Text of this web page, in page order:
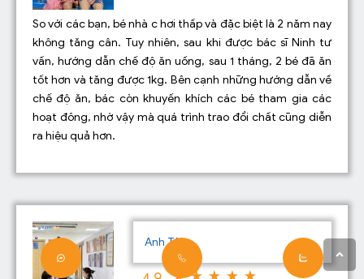
So với các bạn, bé nhà c hơi thấp và đặc biệt là 2 năm nay
không tăng cân. Tuy nhiên, sau khi được bác sĩ Ninh tư
vấn, hướng dẫn chế độ ăn uống, sau 1 tháng, 2 bé đã ăn
tốt hơn và tăng được 1kg. Bên cạnh những hướng dẫn về
chế độ ăn, bác còn khuyến khích các bé tham gia các
hoạt đông, nhờ vậy mà quá trình trao đổi chất cũng diễn
ra hiệu quả hơn.
Anh Tâm